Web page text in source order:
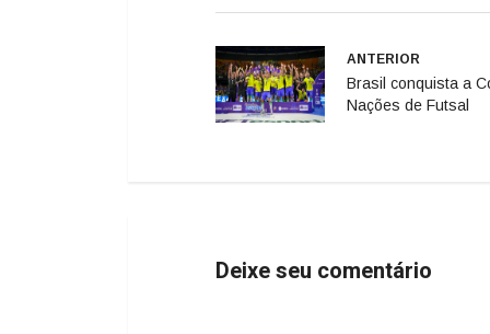
ANTERIOR
Brasil conquista a
Nações de Futsal
Deixe seu comentário